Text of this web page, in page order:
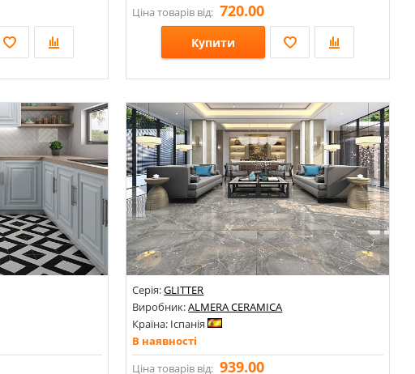
Розміри: 600х600х8; 598х598х8; 1200х600х8; 1200х600х7; 1200х600х9; 600х600х7; 600х600х10; 600х600х9; 8х600х600; 8х1200х600; 598х1198х8;
Стилі: Під камінь; Під травертин; Під бетон; Онікс; Під мармур; Ceppo di Gre;
Ціна товарів від: 720.00
Купити
Розміри: 750х300х9;
Стилі: Моноколор; Під цеглу;
Кольори:
Серія:GLITTER
Виробник:ALMERA CERAMICA
Країна: Іспанія
В наявності
Ціна товарів від: 939.00